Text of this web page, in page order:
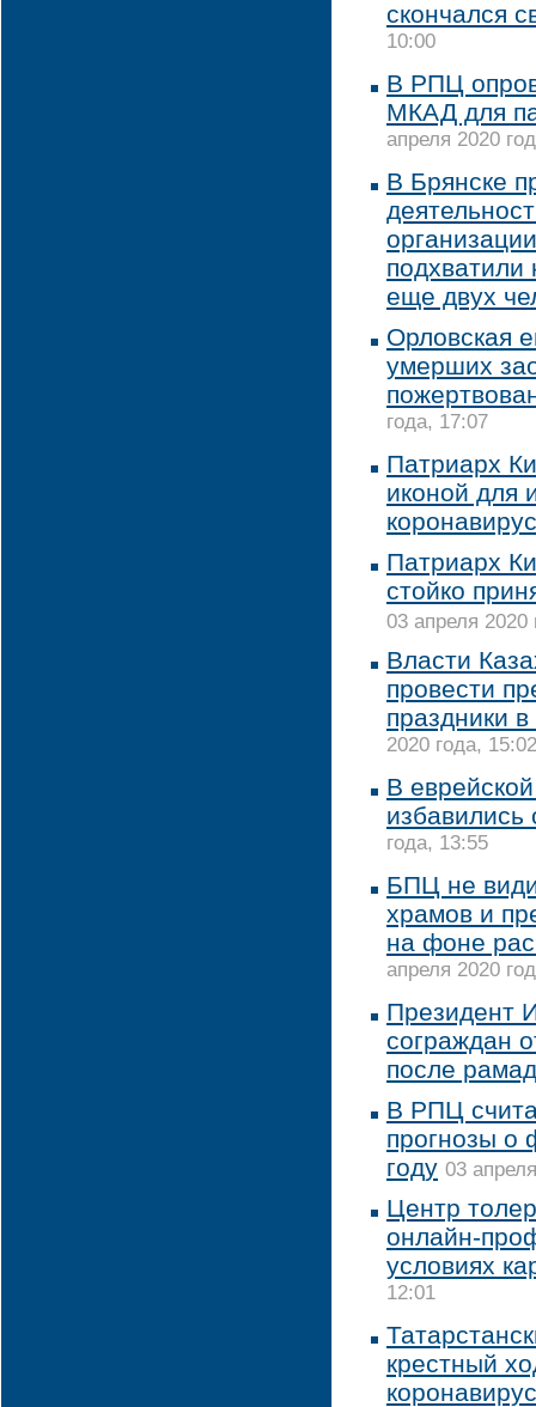
скончался
10:00
В РПЦ
МКАД для
апреля 2020
В Брянске
подхватили
еще двух
Орловская
умерших
года, 17:07
Патриарх
иконой для
Патриарх
стойко
03 апреля 2020
Власти
провести
праздники
2020 года, 15:02
В
избавились
года, 13:55
БПЦ не
храмов и
на фоне
апреля 2020
Президент
сограждан
после
В РПЦ
прогнозы о
году 03
Центр
онлайн-
условиях
12:01
крестный